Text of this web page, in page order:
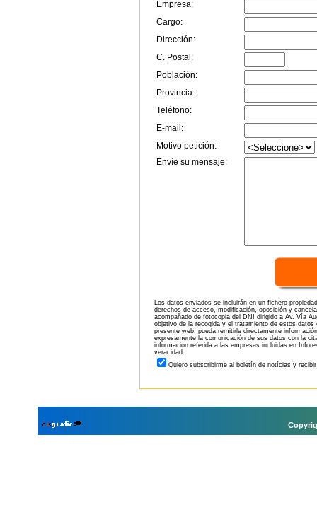
Empresa:
Cargo:
Dirección:
C. Postal:
Población:
Provincia:
Teléfono:
E-mail:
Motivo petición:
Envíe su mensaje:
Los datos enviados se incluirán en un fichero
derechos de acceso, modificación, oposición y
acompañado de fotocopia del DNI dirigido a Av. Vía
objetivo de la recogida y el tratamiento de estos
presente web, pueda remitirle directamente
expresamente la comunicación de sus datos con la
información referida a las empresas incluidas en
veracidad.
Quiero subscribirme al boletín de notícias y